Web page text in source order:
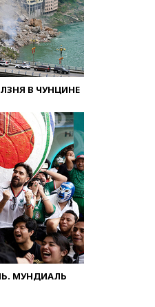
В ЧУНЦИНЕ
МУНДИАЛЬ